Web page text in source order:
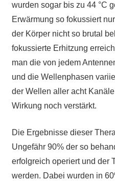
wurden sogar bis zu 44 °C
Erwärmung so fokussiert
der Körper nicht so brutal
fokussierte Erhitzung
man die von jedem
und die Wellenphasen
der Wellen aller acht
Wirkung noch verstärkt.
Die Ergebnisse dieser
Ungefähr 90% der so
erfolgreich operiert und der
werden. Dabei wurden in